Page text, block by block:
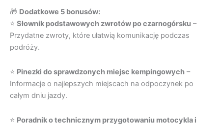
🎁 Dodatkowe 5 bonusów:
⭐ Słownik podstawowych zwrotów po czarnogórsku –
Przydatne zwroty, które ułatwią komunikację podczas
podróży.
⭐ Pinezki do sprawdzonych miejsc kempingowych –
Informacje o najlepszych miejscach na odpoczynek po
całym dniu jazdy.
⭐ Poradnik o technicznym przygotowaniu motocykla i